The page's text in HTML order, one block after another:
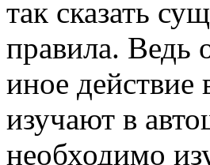
так сказать
правила. Ведь
иное действие
изучают в
необходимо